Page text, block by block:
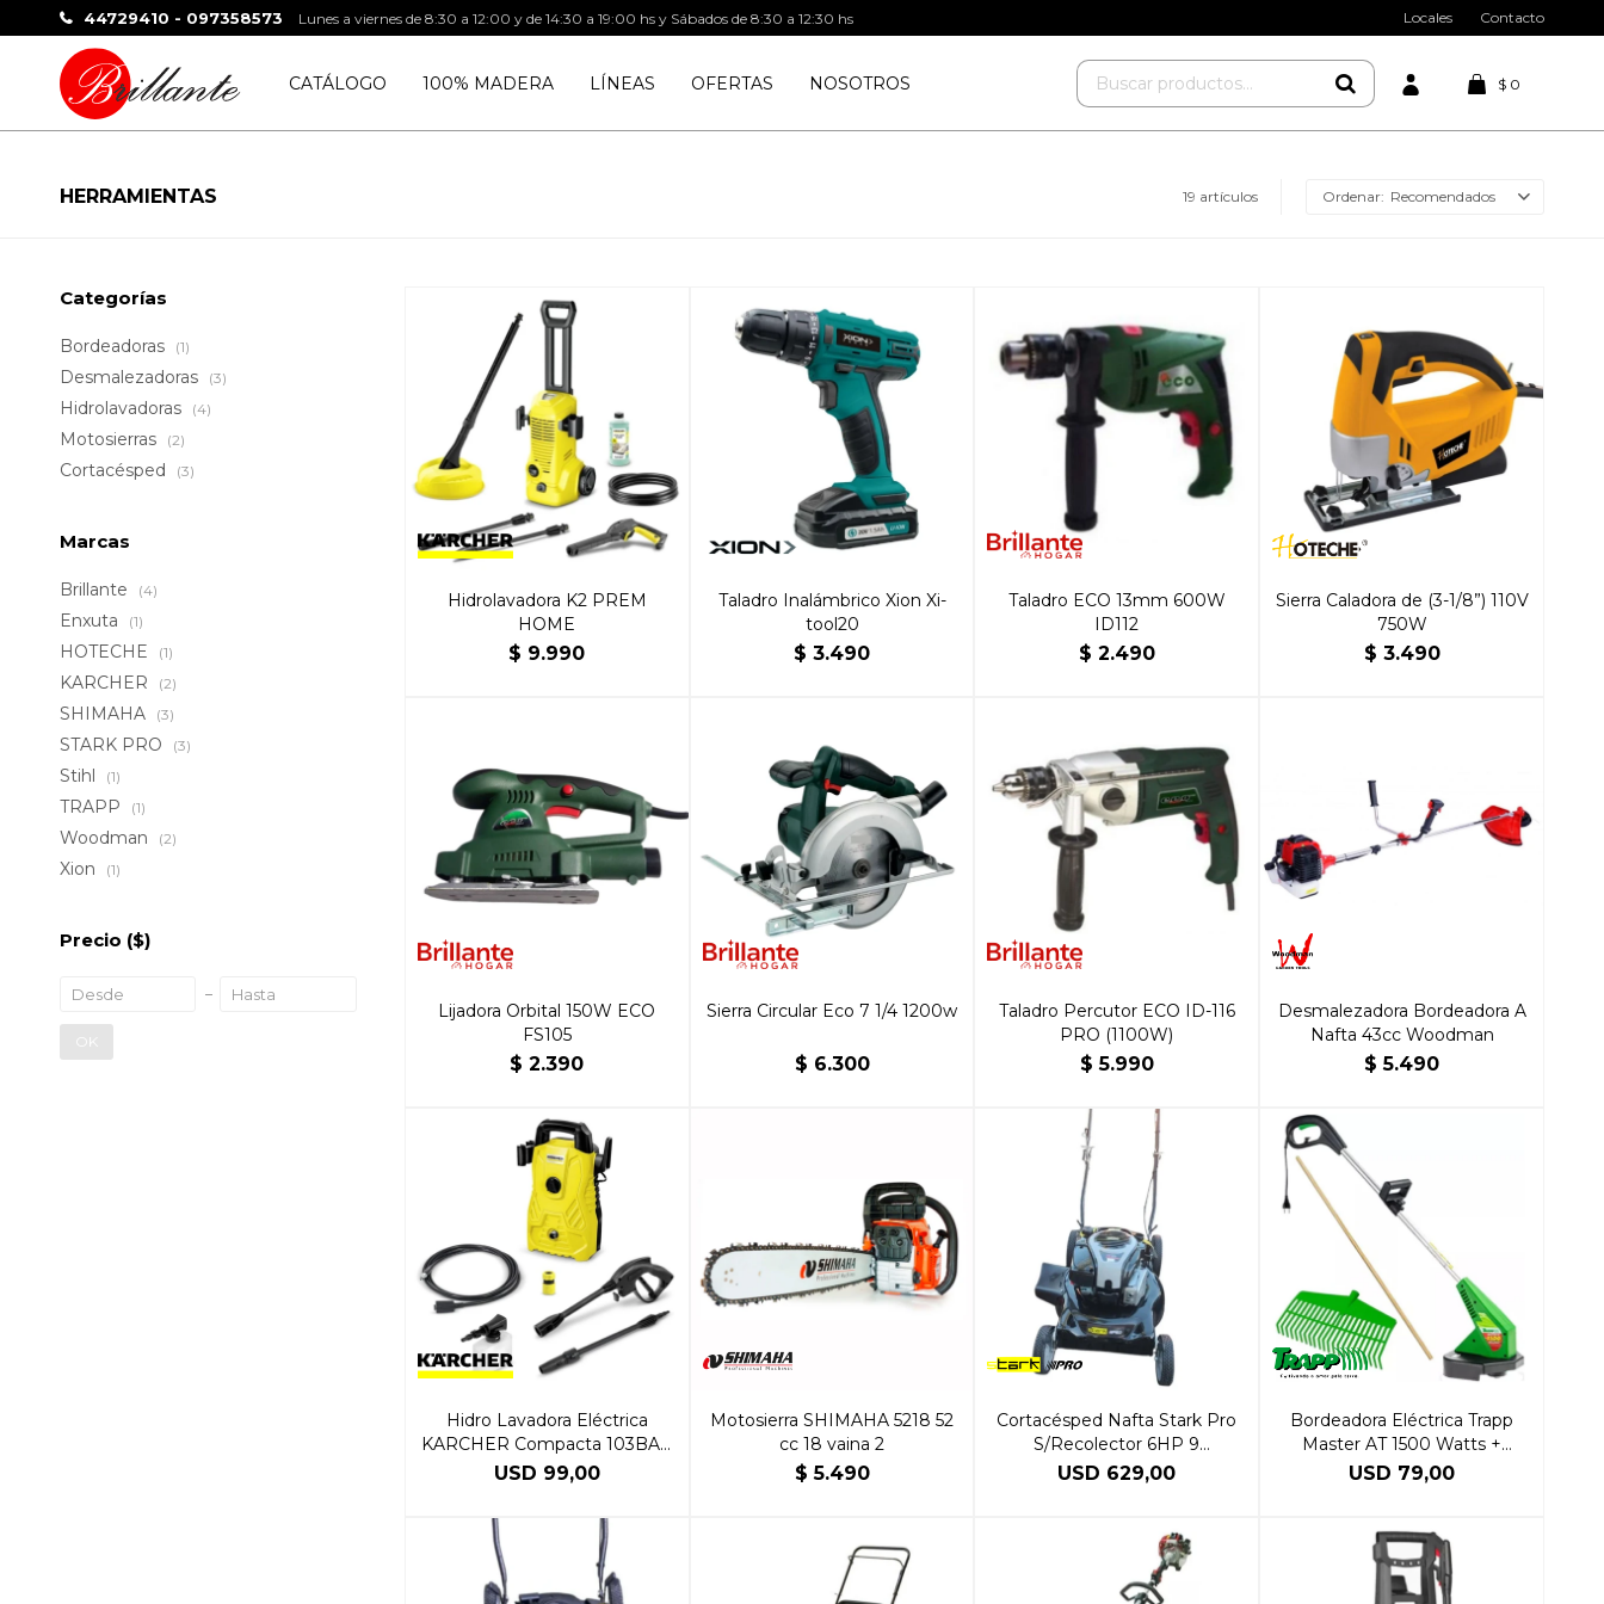
CATÁLOGO 100% MADERA LÍNEAS OFERTAS NOSOTROS $ 0
44729410 - 097358573 Lunes a viernes de 8:30 a 12:00 y de 14:30 a 19:00 hs y Sábados de 8:30 a 12:30 hs Locales Contacto
HERRAMIENTAS 19 artículos Recomendados
Hidrolavadora K2 PREM
HOME
$ 9.990
Taladro Inalámbrico Xion Xi-
tool20
$ 3.490
Taladro ECO 13mm 600W
ID112
$ 2.490
Sierra Caladora de (3-1/8”) 110V
750W
$ 3.490
Lijadora Orbital 150W ECO
FS105
$ 2.390
Sierra Circular Eco 7 1/4 1200w
$ 6.300
Taladro Percutor ECO ID-116
PRO (1100W)
$ 5.990
Desmalezadora Bordeadora A
Nafta 43cc Woodman
$ 5.490
Hidro Lavadora Eléctrica
KARCHER Compacta 103BAR
1200W
USD 99,00
Motosierra SHIMAHA 5218 52
cc 18 vaina 2
$ 5.490
Cortacésped Nafta Stark Pro
S/Recolector 6HP 9
Regulaciones B&S
USD 629,00
Bordeadora Eléctrica Trapp
Master AT 1500 Watts +
Barrehojas
USD 79,00
Categorías
Bordeadoras (1)
Desmalezadoras (3)
Hidrolavadoras (4)
Motosierras (2)
Cortacésped (3)
Marcas
Brillante (4)
Enxuta (1)
HOTECHE (1)
KARCHER (2)
SHIMAHA (3)
STARK PRO (3)
Stihl (1)
TRAPP (1)
Woodman (2)
Xion (1)
Precio ($)
OK